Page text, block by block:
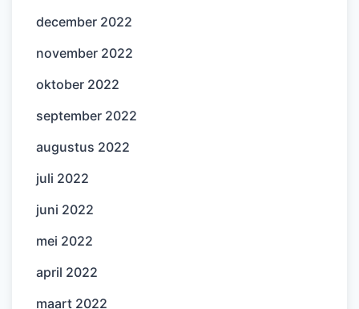
december 2022
november 2022
oktober 2022
september 2022
augustus 2022
juli 2022
juni 2022
mei 2022
april 2022
maart 2022